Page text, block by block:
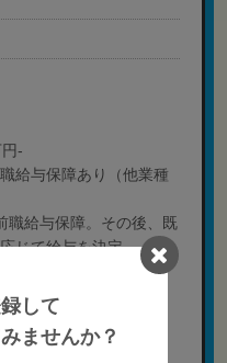
円-
給与保障あり（他業種
職給与保障。その後、既
じて給与を決定。
じて変動可能性有り
円
して
ませんか？